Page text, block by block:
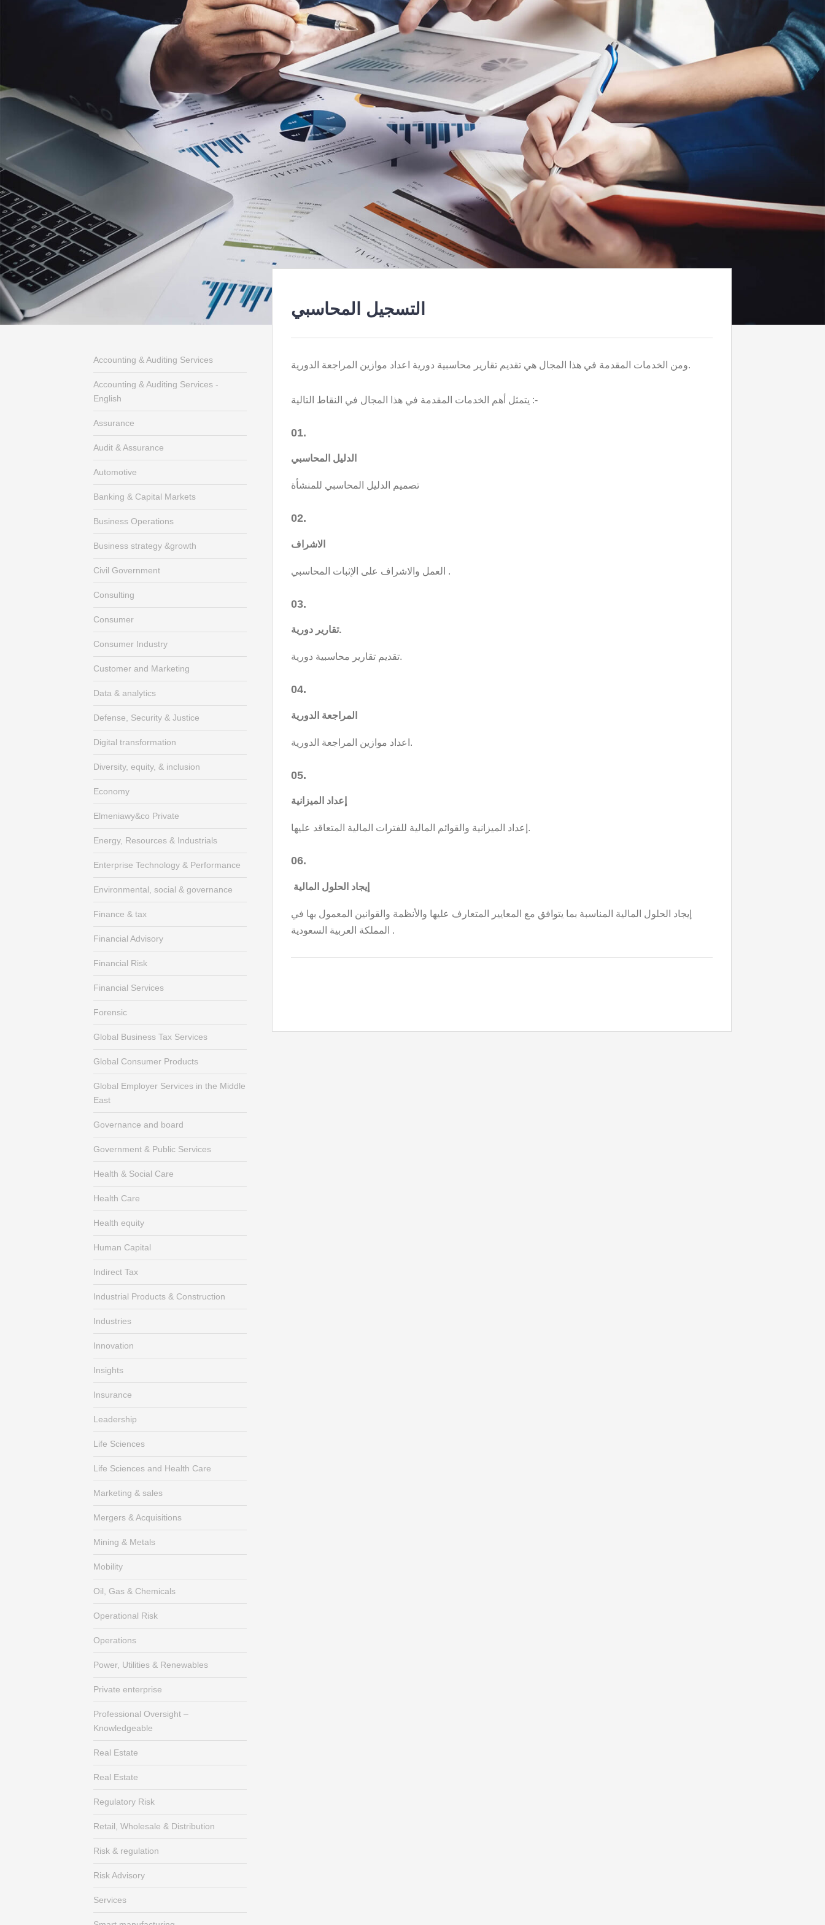
التسجيل المحاسبي
ومن الخدمات المقدمة في هذا المجال هي تقديم تقارير محاسبية دورية اعداد موازين المراجعة الدورية.
يتمثل أهم الخدمات المقدمة في هذا المجال في النقاط التالية :-
01.
الدليل المحاسبي
تصميم الدليل المحاسبي للمنشأة
02.
الاشراف
العمل والاشراف على الإثبات المحاسبي .
03.
تقارير دورية.
تقديم تقارير محاسبية دورية.
04.
المراجعة الدورية
اعداد موازين المراجعة الدورية.
05.
إعداد الميزانية
إعداد الميزانية والقوائم المالية للفترات المالية المتعاقد عليها.
06.
إيجاد الحلول المالية
إيجاد الحلول المالية المناسبة بما يتوافق مع المعايير المتعارف عليها والأنظمة والقوانين المعمول بها في
المملكة العربية السعودية .
Accounting & Auditing Services
Accounting & Auditing Services -
English
Assurance
Audit & Assurance
Automotive
Banking & Capital Markets
Business Operations
Business strategy &growth
Civil Government
Consulting
Consumer
Consumer Industry
Customer and Marketing
Data & analytics
Defense, Security & Justice
Digital transformation
Diversity, equity, & inclusion
Economy
Elmeniawy&co Private
Energy, Resources & Industrials
Enterprise Technology & Performance
Environmental, social & governance
Finance & tax
Financial Advisory
Financial Risk
Financial Services
Forensic
Global Business Tax Services
Global Consumer Products
Global Employer Services in the Middle
East
Governance and board
Government & Public Services
Health & Social Care
Health Care
Health equity
Human Capital
Indirect Tax
Industrial Products & Construction
Industries
Innovation
Insights
Insurance
Leadership
Life Sciences
Life Sciences and Health Care
Marketing & sales
Mergers & Acquisitions
Mining & Metals
Mobility
Oil, Gas & Chemicals
Operational Risk
Operations
Power, Utilities & Renewables
Private enterprise
Professional Oversight –
Knowledgeable
Real Estate
Real Estate
Regulatory Risk
Retail, Wholesale & Distribution
Risk & regulation
Risk Advisory
Services